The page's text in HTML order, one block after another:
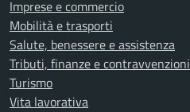
Imprese e commercio
Mobilità e trasporti
Salute, benessere e assistenza
Tributi, finanze e contravvenzioni
Turismo
Vita lavorativa